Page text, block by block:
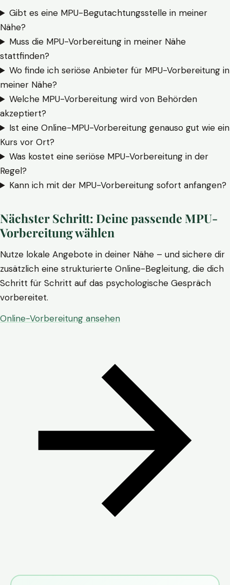
Gibt es eine MPU-Begutachtungsstelle in meiner
Nähe?
Muss die MPU-Vorbereitung in meiner Nähe
stattfinden?
Wo finde ich seriöse Anbieter für MPU-Vorbereitung in
meiner Nähe?
Welche MPU-Vorbereitung wird von Behörden
akzeptiert?
Ist eine Online-MPU-Vorbereitung genauso gut wie ein
Kurs vor Ort?
Was kostet eine seriöse MPU-Vorbereitung in der
Regel?
Kann ich mit der MPU-Vorbereitung sofort anfangen?
Nächster Schritt: Deine passende MPU-
Vorbereitung wählen
Nutze lokale Angebote in deiner Nähe – und sichere dir
zusätzlich eine strukturierte Online-Begleitung, die dich
Schritt für Schritt auf das psychologische Gespräch
vorbereitet.
Online-Vorbereitung ansehen